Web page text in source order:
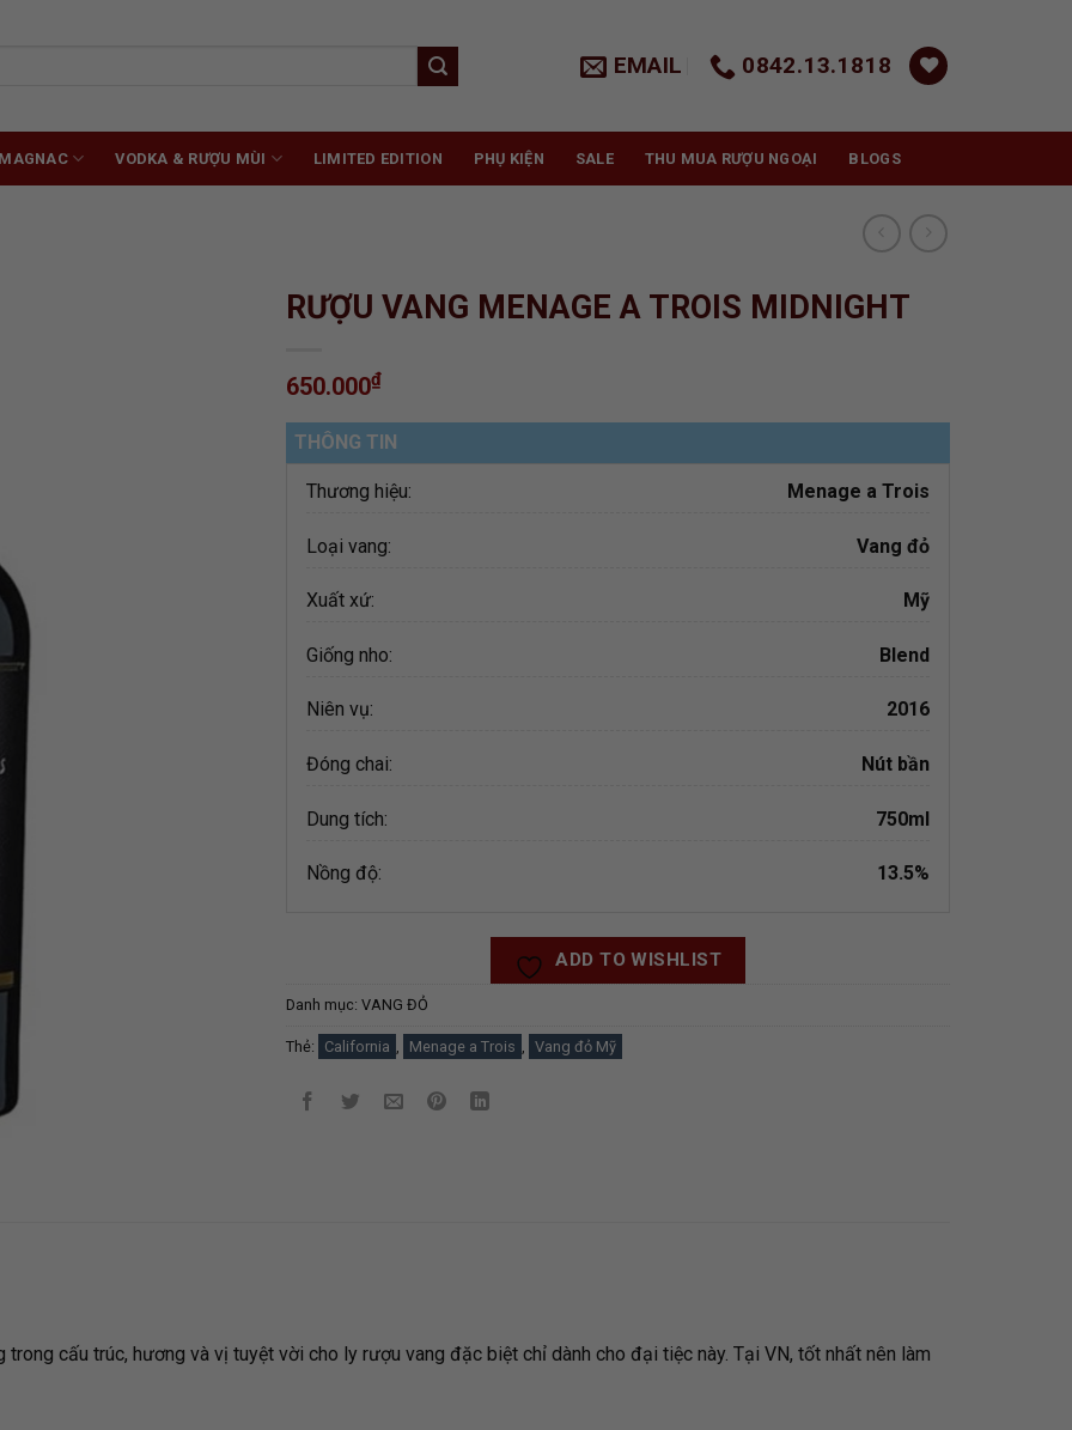
EMAIL 0842.13.1818
VODKA & RƯỢU MÙI LIMITED EDITION PHỤ KIỆN SALE THU MUA RƯỢU NGOẠI BLOGS
RƯỢU VANG MENAGE A TROIS MIDNIGHT
650.000₫
THÔNG TIN
Thương hiệu: Menage a Trois
Loại vang: Vang đỏ
Xuất xứ: Mỹ
Giống nho: Blend
Niên vụ: 2016
Đóng chai: Nút bần
Dung tích: 750ml
Nồng độ: 13.5%
ADD TO WISHLIST
Danh mục: VANG ĐỎ
Thẻ: California , Menage a Trois , Vang đỏ Mỹ
cấu trúc, hương và vị tuyệt vời cho ly rượu vang đặc biệt chỉ dành cho đại tiệc này. Tại VN, tốt nhất nên làm